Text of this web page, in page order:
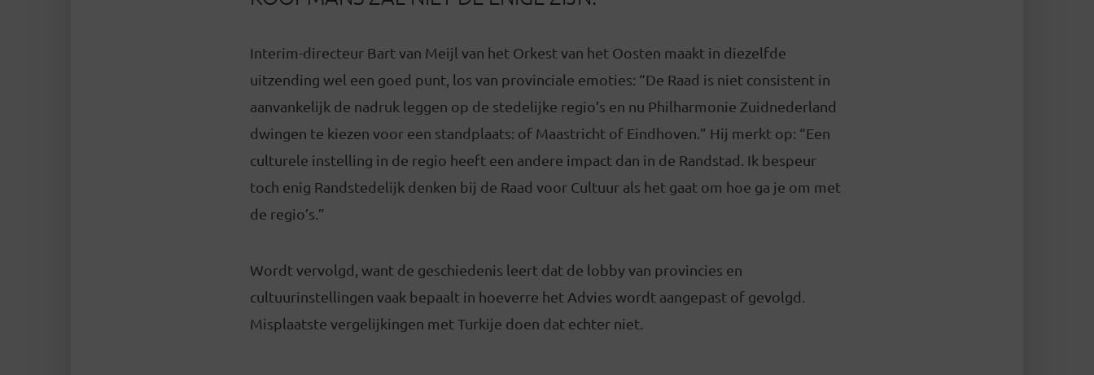
Interim-directeur Bart van Meijl van het Orkest van het Oosten maakt in diezelfde
uitzending wel een goed punt, los van provinciale emoties: “De Raad is niet consistent in
aanvankelijk de nadruk leggen op de stedelijke regio’s en nu Philharmonie Zuidnederland
dwingen te kiezen voor een standplaats: of Maastricht of Eindhoven.” Hij merkt op: “Een
culturele instelling in de regio heeft een andere impact dan in de Randstad. Ik bespeur
toch enig Randstedelijk denken bij de Raad voor Cultuur als het gaat om hoe ga je om met
de regio’s.”
Wordt vervolgd, want de geschiedenis leert dat de lobby van provincies en
cultuurinstellingen vaak bepaalt in hoeverre het Advies wordt aangepast of gevolgd.
Misplaatste vergelijkingen met Turkije doen dat echter niet.